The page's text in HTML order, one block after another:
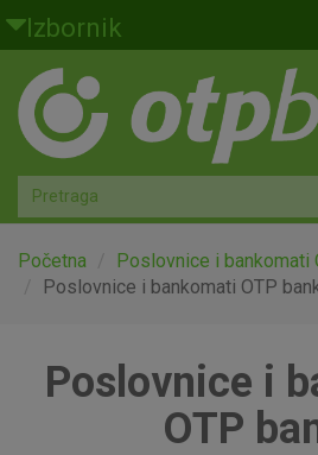
Skoči na glavni sadržaj
Izbornik
Građani
Privatno bankarstvo
Agro
Mala poduzeća i obrtnici
Globalna tržišta
Početna
Poslovnice i bankomati
Poslovnice i bankomati OTP
Poslovnice i
OTP